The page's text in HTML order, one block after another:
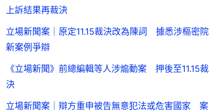
上訴結果再裁決
立場新聞案｜原定11.15裁決改為陳詞 據悉涉樞密院
新案例爭辯
《立場新聞》前總編輯等人涉煽動案 押後至11.15裁
決
立場新聞案｜辯方重申被告無意犯法或危害國家 案